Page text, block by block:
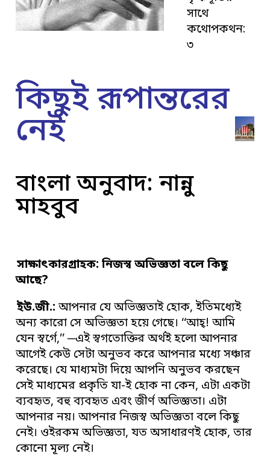
সাথে
কথোপকথন:
৩
কিছুই রূপান্তরের
নেই
বাংলা অনুবাদ: নান্নু
মাহবুব
সাক্ষাৎকারগ্রাহক: নিজস্ব অভিজ্ঞতা বলে কিছু
আছে?
ইউ.জী.: আপনার যে অভিজ্ঞতাই হোক, ইতিমধ্যেই
অন্য কারো সে অভিজ্ঞতা হয়ে গেছে। ‘‘আহ্! আমি
যেন স্বর্গে,’’ ─এই স্বগতোক্তির অর্থই হলো আপনার
আগেই কেউ সেটা অনুভব করে আপনার মধ্যে সঞ্চার
করেছে। যে মাধ্যমটা দিয়ে আপনি অনুভব করছেন
সেই মাধ্যমের প্রকৃতি যা-ই হোক না কেন, এটা একটা
ব্যবহৃত, বহু ব্যবহৃত এবং জীর্ণ অভিজ্ঞতা। এটা
আপনার নয়। আপনার নিজস্ব অভিজ্ঞতা বলে কিছু
নেই। ওইরকম অভিজ্ঞতা, যত অসাধারণই হোক, তার
কোনো মূল্য নেই।